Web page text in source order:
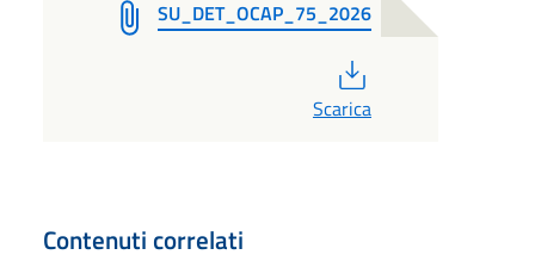
SU_DET_OCAP_75_2026
Scarica
Contenuti correlati